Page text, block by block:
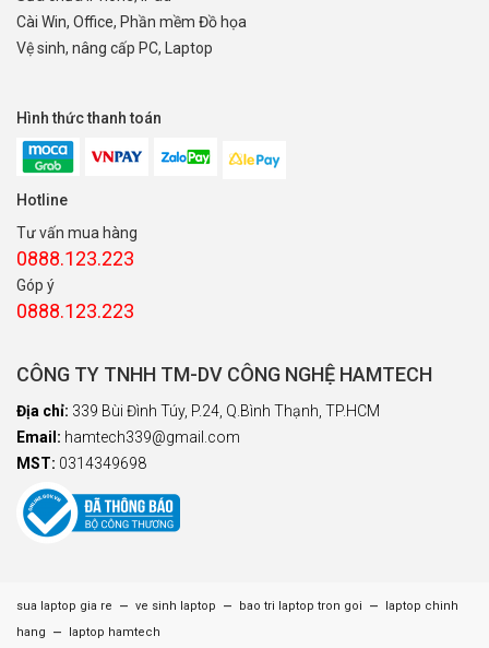
Cài Win, Office, Phần mềm Đồ họa
Vệ sinh, nâng cấp PC, Laptop
Hình thức thanh toán
Hotline
Tư vấn mua hàng
0888.123.223
Góp ý
0888.123.223
CÔNG TY TNHH TM-DV CÔNG NGHỆ HAMTECH
Địa chỉ: 339 Bùi Đình Túy, P.24, Q.Bình Thạnh, TP.HCM
Email: hamtech339@gmail.com
MST: 0314349698
sua laptop gia re – ve sinh laptop – bao tri laptop tron goi –
laptop chinh
hang
– laptop hamtech